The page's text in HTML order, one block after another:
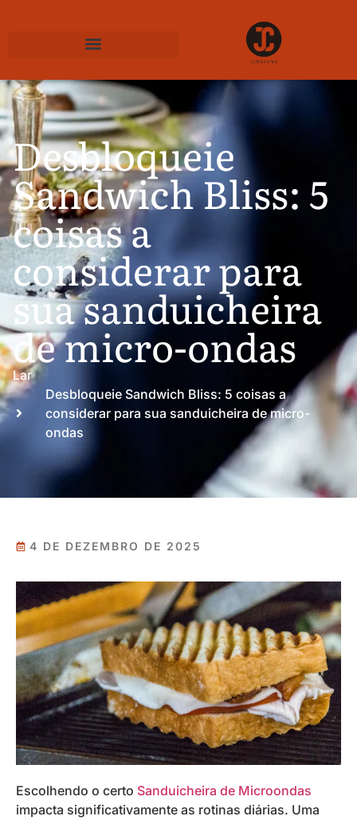
Desbloqueie
Sandwich Bliss: 5
coisas a
considerar para
sua sanduicheira
de micro-ondas
Lar
Desbloqueie Sandwich Bliss: 5 coisas a
considerar para sua sanduicheira de micro-
ondas
4 DE DEZEMBRO DE 2025
Escolhendo o certo Sanduicheira de Microondas
impacta significativamente as rotinas diárias. Uma